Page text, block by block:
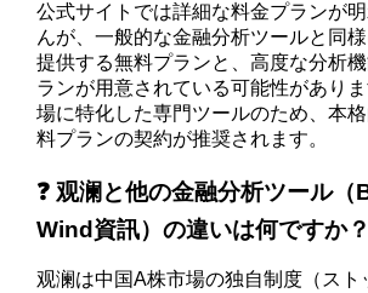
公式サイトでは詳細な料金プランが
んが、一般的な金融分析ツールと同
提供する無料プランと、高度な分析
ランが用意されている可能性があり
場に特化した専門ツールのため、本
料プランの契約が推奨されます。
❓ 观澜と他の金融分析ツール
Wind資訊）の違いは何ですか？
观澜は中国A株市場の独自制度（スト